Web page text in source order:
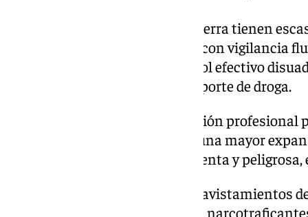
Actualmente, las patrullas en tierra tienen
permite la huida, mientras que con vigilancia
inmediata. Asimismo, un control efectivo
Guadalquivir como vía de transporte de droga.
Como medida rápida, la asociación profesional
comisión de servicio, que evite una mayor
delincuencia, cada vez más violenta y peligrosa,
El aumento de incautaciones y avistamientos
Guadalquivir demuestra que los